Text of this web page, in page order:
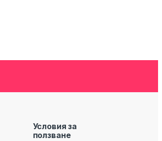
Условия за
ползване